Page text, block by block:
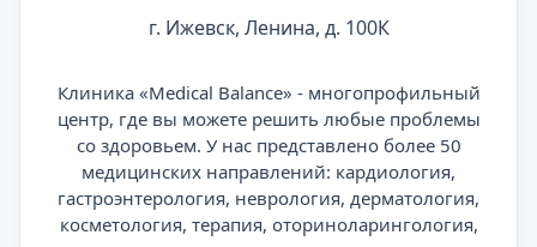
г. Ижевск, Ленина, д. 100К
Клиника «Medical Balance» - многопрофильный
центр, где вы можете решить любые проблемы
со здоровьем. У нас представлено более 50
медицинских направлений: кардиология,
гастроэнтерология, неврология, дерматология,
косметология, терапия, оториноларингология,